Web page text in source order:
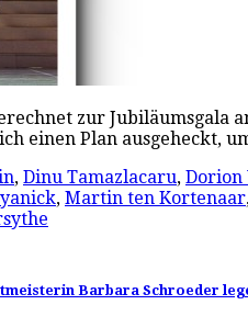
zur
einen Plan ausgeheckt,
, Dinu Tamazlacaru, Dorion
, Martin ten Kortenaar,
Barbara Schroeder